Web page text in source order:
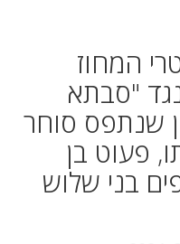
המחוז
"סבתא
שנתפס סוחר
פעוט בן
בני שלוש